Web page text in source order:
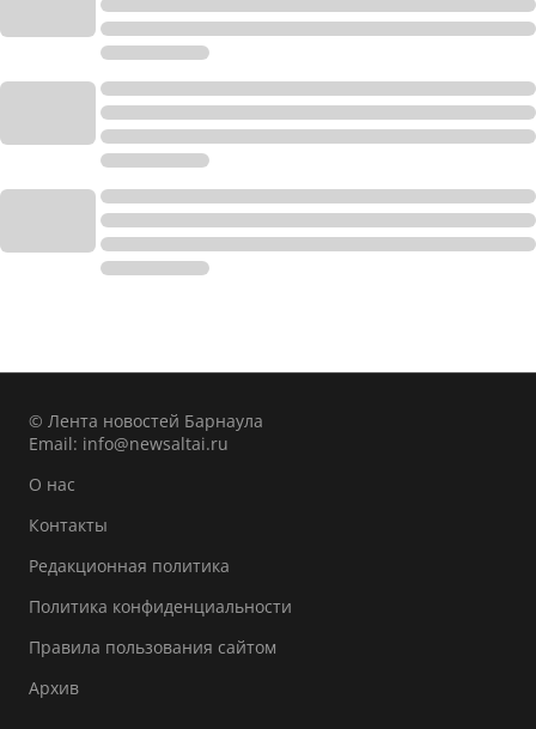
© Лента новостей Барнаула
Email: info@newsaltai.ru
О нас
Контакты
Редакционная политика
Политика конфиденциальности
Правила пользования сайтом
Архив